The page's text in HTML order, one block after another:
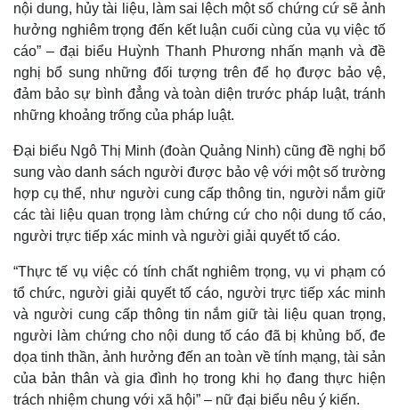
Vụ án
Tin nóng
Tư vấn luật
Vũ khí
Việt Nam
Phân tích
nội dung, hủy tài liệu, làm sai lệch một số chứng cứ sẽ ảnh
hưởng nghiêm trọng đến kết luận cuối cùng của vụ việc tố
cáo” – đại biểu Huỳnh Thanh Phương nhấn mạnh và đề
nghị bổ sung những đối tượng trên để họ được bảo vệ,
đảm bảo sự bình đẳng và toàn diện trước pháp luật, tránh
những khoảng trống của pháp luật.
Đại biểu Ngô Thị Minh (đoàn Quảng Ninh) cũng đề nghị bổ
sung vào danh sách người được bảo vệ với một số trường
hợp cụ thể, như người cung cấp thông tin, người nắm giữ
các tài liệu quan trọng làm chứng cứ cho nội dung tố cáo,
người trực tiếp xác minh và người giải quyết tố cáo.
“Thực tế vụ việc có tính chất nghiêm trọng, vụ vi phạm có
tổ chức, người giải quyết tố cáo, người trực tiếp xác minh
và người cung cấp thông tin nắm giữ tài liệu quan trọng,
người làm chứng cho nội dung tố cáo đã bị khủng bố, đe
dọa tinh thần, ảnh hưởng đến an toàn về tính mạng, tài sản
của bản thân và gia đình họ trong khi họ đang thực hiện
trách nhiệm chung với xã hội” – nữ đại biểu nêu ý kiến.